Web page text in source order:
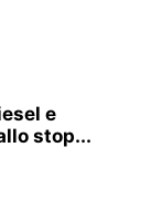
e
stop...